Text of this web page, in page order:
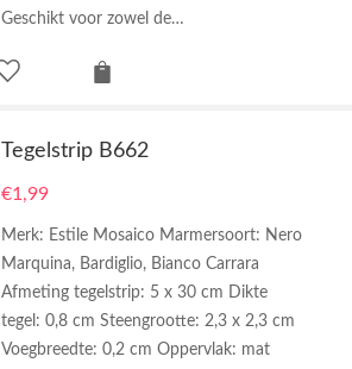
Geschikt voor zowel de…
Tegelstrip B662
€1,99
Merk: Estile Mosaico Marmersoort: Nero
Marquina, Bardiglio, Bianco Carrara
Afmeting tegelstrip: 5 x 30 cm Dikte
tegel: 0,8 cm Steengrootte: 2,3 x 2,3 cm
Voegbreedte: 0,2 cm Oppervlak: mat